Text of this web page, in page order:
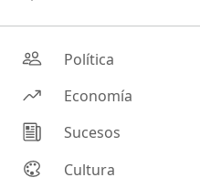
Política
Economía
Sucesos
Cultura